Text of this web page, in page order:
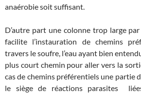
anaérobie soit suffisant.
D’autre part une colonne trop large
facilite l’instauration de chemins
travers le soufre, l’eau ayant bien
plus court chemin pour aller vers la
cas de chemins préférentiels une partie
le siège de réactions parasites